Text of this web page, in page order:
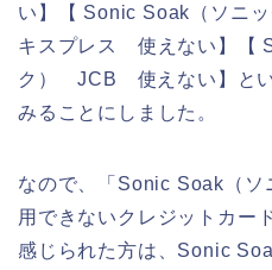
い】【 Sonic Soak（ソニ
キスプレス 使えない】【
ク） JCB 使えない】とい
みることにしました。
なので、「Sonic Soak（ソ
用できないクレジットカー
感じられた方は、Sonic